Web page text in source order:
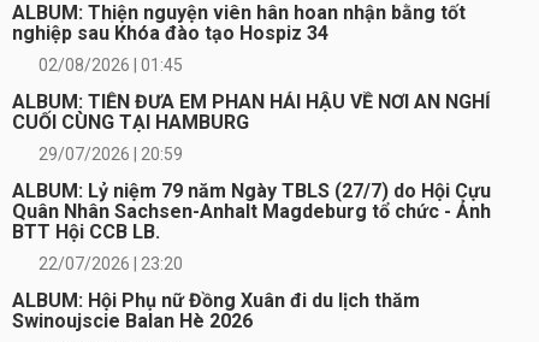
ALBUM: Thiện nguyện viên hân hoan nhận bằng tốt
nghiệp sau Khóa đào tạo Hospiz 34
02/08/2026 | 01:45
ALBUM: TIỄN ĐƯA EM PHAN HẢI HẬU VỀ NƠI AN NGHỈ
CUỐI CÙNG TẠI HAMBURG
29/07/2026 | 20:59
ALBUM: Lỷ niệm 79 năm Ngày TBLS (27/7) do Hội Cựu
Quân Nhân Sachsen-Anhalt Magdeburg tổ chức - Ảnh
BTT Hội CCB LB.
22/07/2026 | 23:20
ALBUM: Hội Phụ nữ Đồng Xuân đi du lịch thăm
Swinoujscie Balan Hè 2026